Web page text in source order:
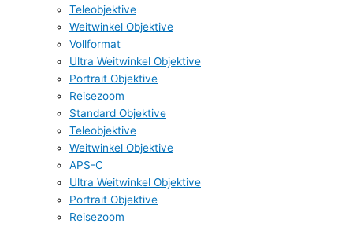
Teleobjektive
Weitwinkel Objektive
Vollformat
Ultra Weitwinkel Objektive
Portrait Objektive
Reisezoom
Standard Objektive
Teleobjektive
Weitwinkel Objektive
APS-C
Ultra Weitwinkel Objektive
Portrait Objektive
Reisezoom